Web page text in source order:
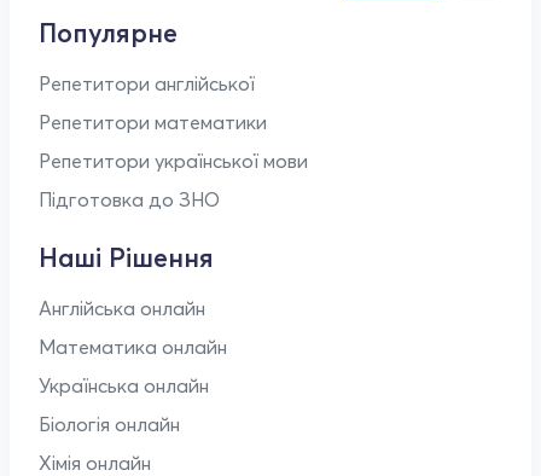
Популярне
Репетитори англійської
Репетитори математики
Репетитори української мови
Підготовка до ЗНО
Наші Рішення
Англійська онлайн
Математика онлайн
Українська онлайн
Біологія онлайн
Хімія онлайн